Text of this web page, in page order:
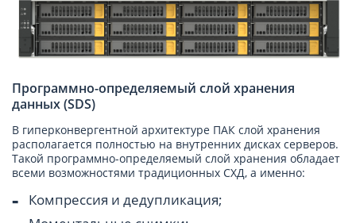
Программно-определяемый слой хранения
данных (SDS)
В гиперконвергентной архитектуре ПАК слой хранения
располагается полностью на внутренних дисках серверов.
Такой программно-определяемый слой хранения обладает
всеми возможностями традиционных СХД, а именно:
Компрессия и дедупликация;